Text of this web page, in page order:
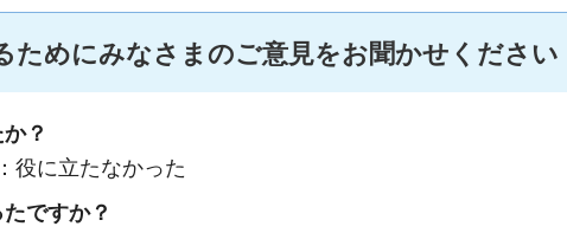
ためにみなさまのご意見をお聞かせください
？
役に立たなかった
ですか？